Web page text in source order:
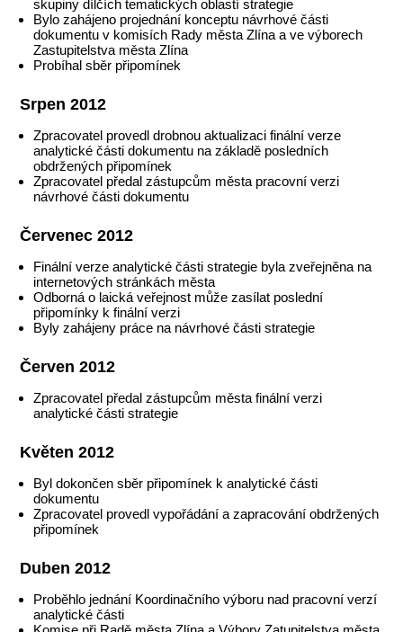
skupiny dílčích tematických oblastí strategie
Bylo zahájeno projednání konceptu návrhové části
dokumentu v komisích Rady města Zlína a ve výborech
Zastupitelstva města Zlína
Probíhal sběr připomínek
Srpen 2012
Zpracovatel provedl drobnou aktualizaci finální verze
analytické části dokumentu na základě posledních
obdržených připomínek
Zpracovatel předal zástupcům města pracovní verzi
návrhové části dokumentu
Červenec 2012
Finální verze analytické části strategie byla zveřejněna na
internetových stránkách města
Odborná o laická veřejnost může zasílat poslední
připomínky k finální verzi
Byly zahájeny práce na návrhové části strategie
Červen 2012
Zpracovatel předal zástupcům města finální verzi
analytické části strategie
Květen 2012
Byl dokončen sběr připomínek k analytické části
dokumentu
Zpracovatel provedl vypořádání a zapracování obdržených
připomínek
Duben 2012
Proběhlo jednání Koordinačního výboru nad pracovní verzí
analytické části